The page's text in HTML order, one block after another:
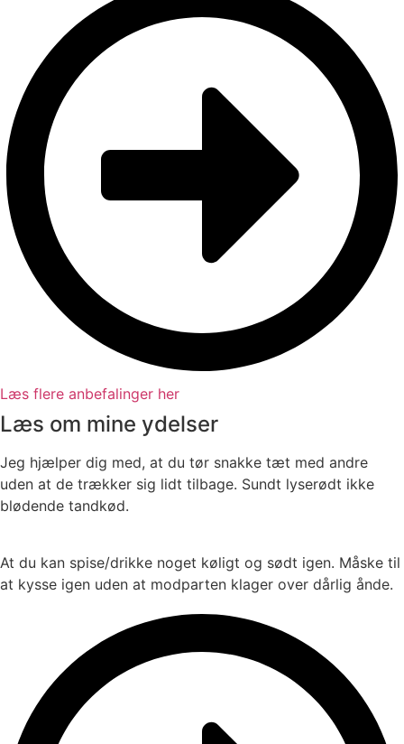
Læs flere anbefalinger her
Læs om mine ydelser
Jeg hjælper dig med, at du tør snakke tæt med andre
uden at de trækker sig lidt tilbage. Sundt lyserødt ikke
blødende tandkød.
At du kan spise/drikke noget køligt og sødt igen. Måske til
at kysse igen uden at modparten klager over dårlig ånde.